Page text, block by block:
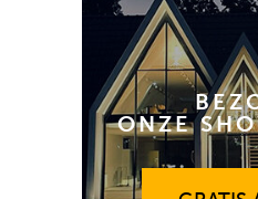
ONZEGRATIS